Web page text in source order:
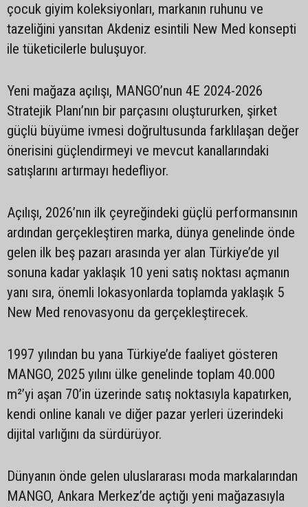
çocuk giyim koleksiyonları, markanın ruhunu ve
tazeliğini yansıtan Akdeniz esintili New Med konsepti
ile tüketicilerle buluşuyor.
Yeni mağaza açılışı, MANGO’nun 4E 2024-2026
Stratejik Planı’nın bir parçasını oluştururken, şirket
güçlü büyüme ivmesi doğrultusunda farklılaşan değer
önerisini güçlendirmeyi ve mevcut kanallarındaki
satışlarını artırmayı hedefliyor.
Açılışı, 2026’nın ilk çeyreğindeki güçlü performansının
ardından gerçekleştiren marka, dünya genelinde önde
gelen ilk beş pazarı arasında yer alan Türkiye’de yıl
sonuna kadar yaklaşık 10 yeni satış noktası açmanın
yanı sıra, önemli lokasyonlarda toplamda yaklaşık 5
New Med renovasyonu da gerçekleştirecek.
1997 yılından bu yana Türkiye’de faaliyet gösteren
MANGO, 2025 yılını ülke genelinde toplam 40.000
m²’yi aşan 70’in üzerinde satış noktasıyla kapatırken,
kendi online kanalı ve diğer pazar yerleri üzerindeki
dijital varlığını da sürdürüyor.
Dünyanın önde gelen uluslararası moda markalarından
MANGO, Ankara Merkez’de açtığı yeni mağazasıyla